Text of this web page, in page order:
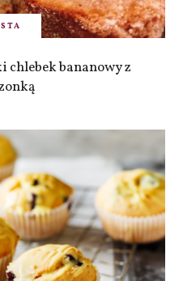
chlebek bananowy z